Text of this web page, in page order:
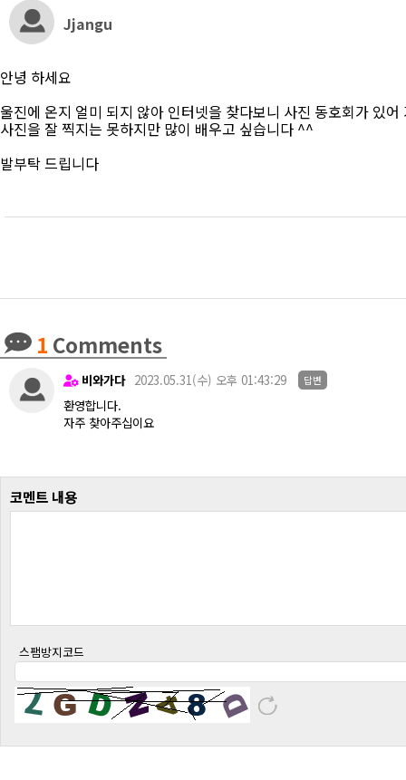
Jjangu
안녕 하세요
울진에 온지 얼미 되지 않아 인터넷을 찾다보니 사진 동호회가 있
사진을 잘 찍지는 못하지만 많이 배우고 싶습니다 ^^
발부탁 드립니다
1 Comments
비와가다 2023.05.31(수) 오후 01:43:29 답변
환영합니다.
자주 찾아주십이요
코멘트 내용
스팸방지코드